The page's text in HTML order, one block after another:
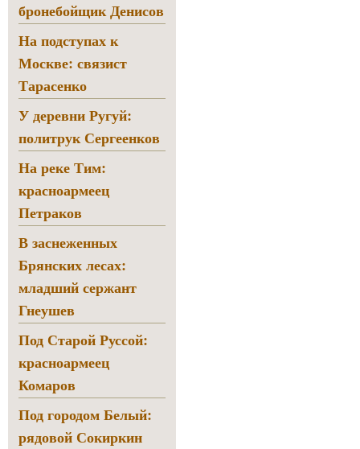
бронебойщик Денисов
На подступах к
Москве: связист
Тарасенко
У деревни Ругуй:
политрук Сергеенков
На реке Тим:
красноармеец
Петраков
В заснеженных
Брянских лесах:
младший сержант
Гнеушев
Под Старой Руссой:
красноармеец
Комаров
Под городом Белый:
рядовой Сокиркин